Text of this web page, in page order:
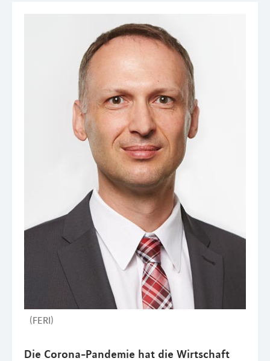
(FERI)
Die Corona-Pandemie hat die Wirtschaft